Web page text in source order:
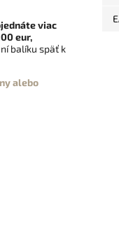
viac
eur,
balíku späť k
alebo